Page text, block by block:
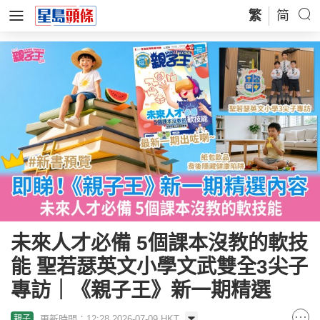
繁 简
未來人才必備 5個課本沒教的軟技
能 聖若瑟英文小學文武雙全3尖子
專訪｜《親子王》新一期精選